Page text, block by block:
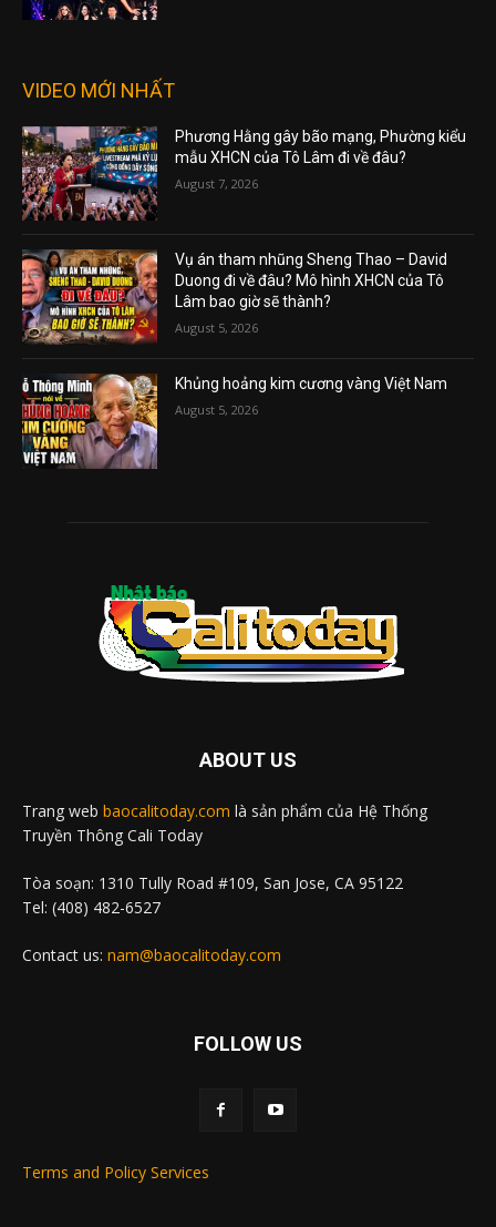
VIDEO MỚI NHẤT
Phương Hằng gây bão mạng, Phường kiểu
mẫu XHCN của Tô Lâm đi về đâu?
August 7, 2026
Vụ án tham nhũng Sheng Thao – David
Duong đi về đâu? Mô hình XHCN của Tô
Lâm bao giờ sẽ thành?
August 5, 2026
Khủng hoảng kim cương vàng Việt Nam
August 5, 2026
ABOUT US
Trang web baocalitoday.com là sản phẩm của Hệ Thống
Truyền Thông Cali Today
Tòa soạn: 1310 Tully Road #109, San Jose, CA 95122
Tel: (408) 482-6527
Contact us: nam@baocalitoday.com
FOLLOW US
Terms and Policy Services